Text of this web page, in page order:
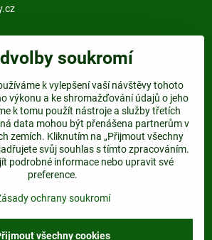
si ujít žádnou akci.
soukromí
k vylepšení vaší návštěvy tohoto
výkonu a ke shromažďování údajů o jeho
k tomu použít nástroje a služby třetích
data mohou být přenášena partnerům v
zemích. Kliknutím na „Přijmout všechny
svůj souhlas s tímto zpracováním.
podrobné informace nebo upravit své
preference.
ochrany soukromí
všechny cookies